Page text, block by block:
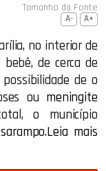
Tamanho da Fonte
A- A+
no interior de
de cerca de
de o
ou meningite
o município
sarampo.Leia mais